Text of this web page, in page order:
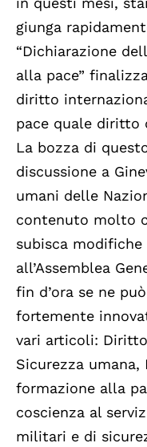
giunga
“Dichiarazione
alla pace”
diritto
pace quale diritto
La bozza di
discussione a
umani delle
contenuto molto
subisca modifiche
all’Assemblea
fin d’ora se ne
fortemente
vari articoli:
Sicurezza umana,
formazione alla
coscienza al
militari e di